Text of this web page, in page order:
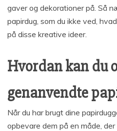
gaver og dekorationer på. Så
papirdug, som du ikke ved,
på disse kreative ideer.
Hvordan kan du
genanvendte
Når du har brugt dine
opbevare dem på en måde,